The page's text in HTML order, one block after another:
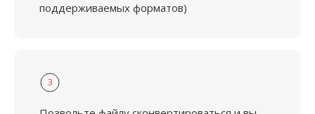
поддерживаемых форматов)
3